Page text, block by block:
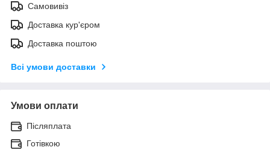
Самовивіз
Доставка кур'єром
Доставка поштою
Всі умови доставки
Умови оплати
Післяплата
Готівкою